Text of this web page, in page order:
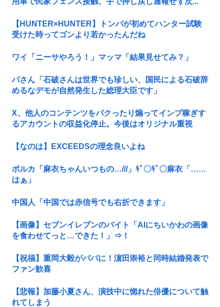
【HUNTER×HUNTER】トンパが初めてハンター試験
受けた時ってゴンより若かったんだね
ワイ「ニーサやろう！」マッマ「結果見せてみ？」
パさん「石破さんは世界でも珍しい、国民による石破辞
めるなデモが自然発生した総理大臣です」
X、他人のコンテンツをパクったり煽ってインプ稼ぎす
るアカウントの収益化停止。今後はオリジナル重視
【なのは】EXCEEDSの理念良いよね
ポルカ「麻衣ちゃんいつもの…///」ｷﾞ〇ｷﾞ〇麻衣「……
はぁ」
中国人「中国では赤信号でも右折できます」
【画像】セブンイレブンのバイト「AIにちいかわの画像
を食わせてっと…できた！」⇒！
【祝福】重岡大毅がパパに！濵田崇裕と同時結婚発表で
ファン歓喜
【悲報】加藤小夏さん、演技中に惚れた俳優について触
れてしまう